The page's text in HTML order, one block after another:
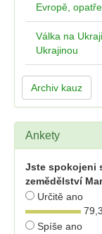
Evropě,
Válka na
Ukrajinou
Archiv kauz
Ankety
Jste spokojeni
zemědělství
Určitě ano
Spíše ano